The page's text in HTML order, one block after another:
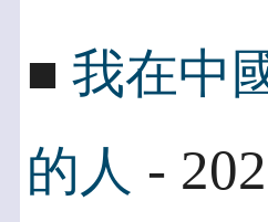
■ 我在中
的人 -